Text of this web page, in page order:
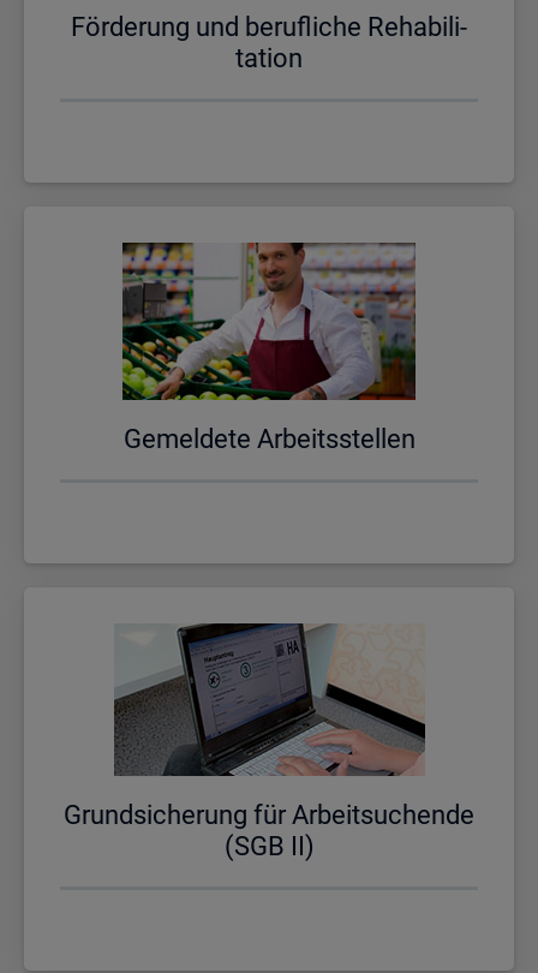
För­de­rung und be­ruf­li­che Re­ha­bi­li­
ta­ti­on
Ge­mel­de­te Ar­beits­stel­len
Grund­si­che­rung für Ar­beit­su­chen­de
(SGB II)